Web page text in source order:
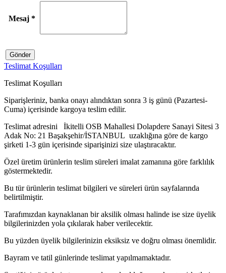
Mesaj*
Gönder
Teslimat Koşulları
Teslimat Koşulları
Siparişleriniz, banka onayı alındıktan sonra 3 iş günü (Pazartesi-
Cuma) içerisinde kargoya teslim edilir.
Teslimat adresini İkitelli OSB Mahallesi Dolapdere Sanayi Sitesi 3
Adak No: 21 Başakşehir/İSTANBUL uzaklığına göre de kargo
şirketi 1-3 gün içerisinde siparişinizi size ulaştıracaktır.
Özel üretim ürünlerin teslim süreleri imalat zamanına göre farklılık
göstermektedir.
Bu tür ürünlerin teslimat bilgileri ve süreleri ürün sayfalarında
belirtilmiştir.
Tarafımızdan kaynaklanan bir aksilik olması halinde ise size üyelik
bilgilerinizden yola çıkılarak haber verilecektir.
Bu yüzden üyelik bilgilerinizin eksiksiz ve doğru olması önemlidir.
Bayram ve tatil günlerinde teslimat yapılmamaktadır.